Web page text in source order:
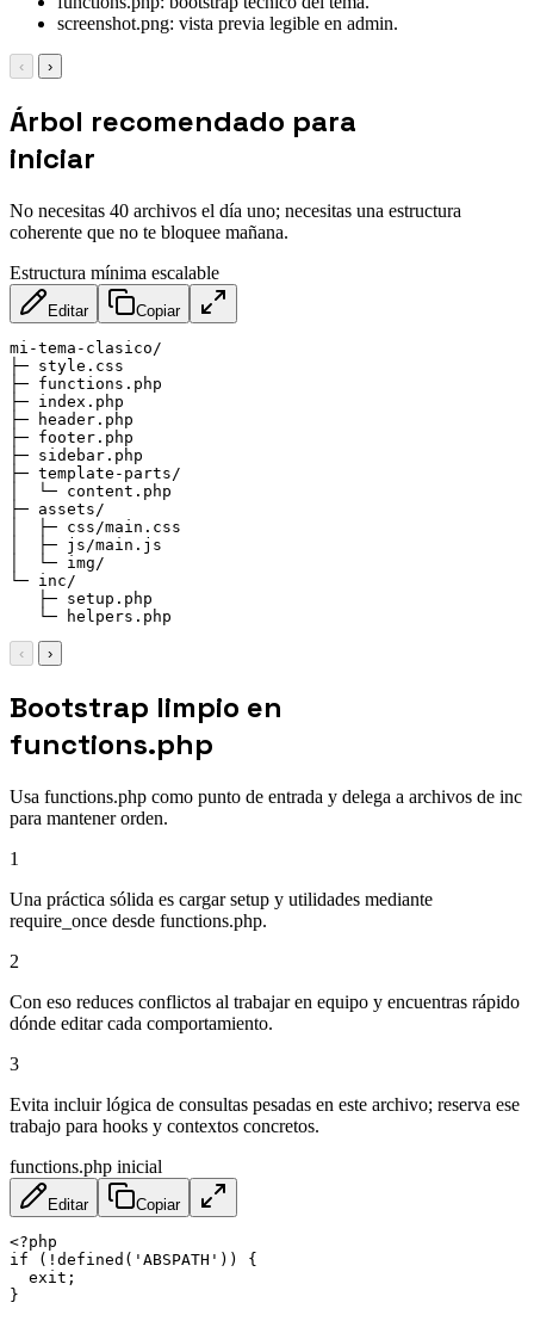
screenshot.png: vista previa legible en admin.
‹ ›
Árbol recomendado para
iniciar
No necesitas 40 archivos el día uno; necesitas una estructura
coherente que no te bloquee mañana.
Estructura mínima escalable
Editar Copiar
mi-tema-clasico/
├─ style.css
├─ functions.php
├─ index.php
├─ header.php
├─ footer.php
├─ sidebar.php
├─ template-parts/
│  └─ content.php
├─ assets/
│  ├─ css/main.css
│  ├─ js/main.js
│  └─ img/
└─ inc/
   ├─ setup.php
   └─ helpers.php
‹ ›
Bootstrap limpio en
functions.php
Usa functions.php como punto de entrada y delega a archivos de inc
para mantener orden.
1
Una práctica sólida es cargar setup y utilidades mediante
require_once desde functions.php.
2
Con eso reduces conflictos al trabajar en equipo y encuentras rápido
dónde editar cada comportamiento.
3
Evita incluir lógica de consultas pesadas en este archivo; reserva ese
trabajo para hooks y contextos concretos.
functions.php inicial
Editar Copiar
<?php
if (!defined('ABSPATH')) {
  exit;
}